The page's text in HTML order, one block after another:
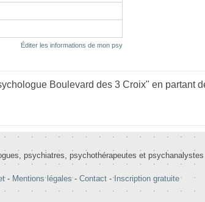
Éditer les informations de mon psy
Boulevard des 3 Croix" en partant
psychiatres, psychothérapeutes et
- Mentions légales- Contact - Inscription gratuite